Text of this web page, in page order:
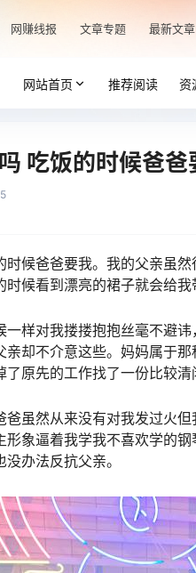
网赚线报 文章专题 最新文章
网站首页 推荐阅读 资
吃饭的时候爸爸
候爸爸要我。我的父亲虽
候看到漂亮的裙子就会给我
一样对我搂搂抱抱丝毫不避
亲却不介意这些。妈妈属于
原先的工作找了一份比较清
爸虽然从来没有对我发过火
形象逼着我学我不喜欢学的
办法反抗父亲。